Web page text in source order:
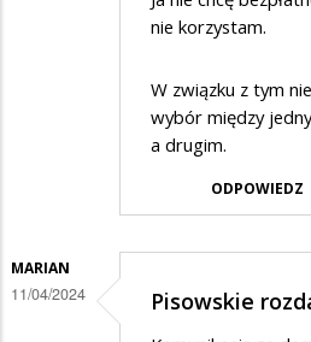
mógł…nie korzystam.
W związku z tym
wybór między
a drugim.
ODPOWIEDZ
MARIAN
11/04/2024 Pisowskie